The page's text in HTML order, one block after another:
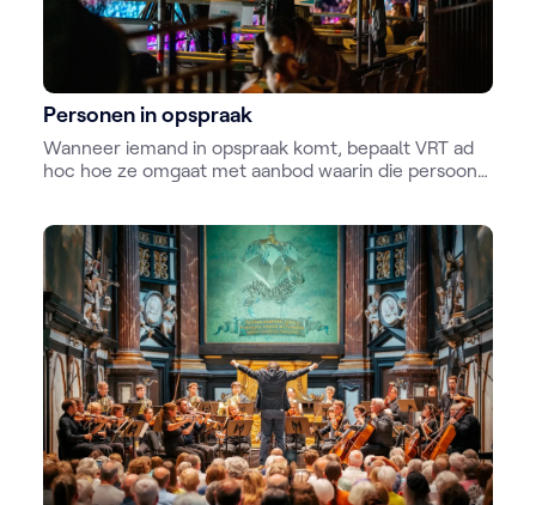
Personen in opspraak
Wanneer iemand in opspraak komt, bepaalt VRT ad
hoc hoe ze omgaat met aanbod waarin die persoon